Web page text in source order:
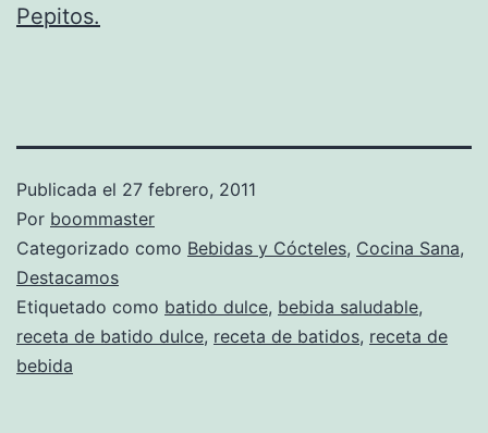
Pepitos.
Publicada el 27 febrero, 2011
Por boommaster
Categorizado como Bebidas y Cócteles, Cocina Sana,
Destacamos
Etiquetado como batido dulce, bebida saludable,
receta de batido dulce, receta de batidos, receta de
bebida